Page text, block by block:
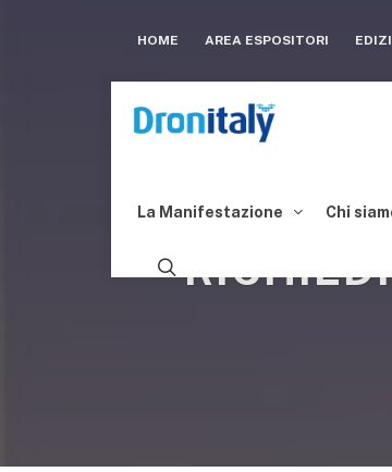
HOME AREA ESPOSITORI
La Manifestazione Chi